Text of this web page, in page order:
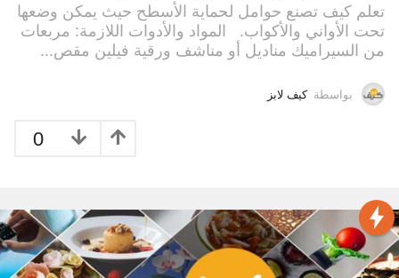
تعلم كيف تصنع حوامل لحماية الأسطح حيث يمكن وضعها
تحت الأواني والأكواب. المواد والأدوات اللازمة: مربعات
من السيراميك مناديل أو مناشف ورقية فيلين مقص...
بواسطة كيف لابز
0